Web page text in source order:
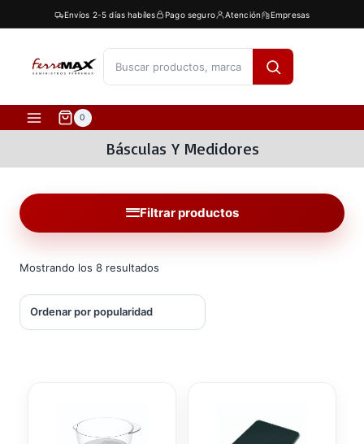
al
contenido
Envíos 2-5 días habíles Pago seguro Atención Empresas
0
Básculas Y Medidores
Filtrar productos
Mostrando los 8 resultados